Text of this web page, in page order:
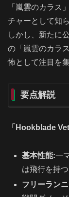
「嵐雲のカラス
チャーとして知
しかし、新たに
の「嵐雲のカラ
怖として注目を
要点解説
「Hookblade
基本性能:一
は飛行を持つ
フリーラン